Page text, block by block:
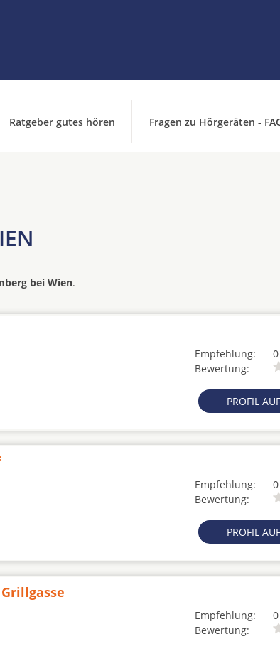
Ratgeber gutes hören Fragen zu Hörgeräten -
bei Wien.
Empfehlung:
0
Bewertung:
PROFIL
Empfehlung:
0
Bewertung:
PROFIL
Empfehlung:
0
Bewertung: